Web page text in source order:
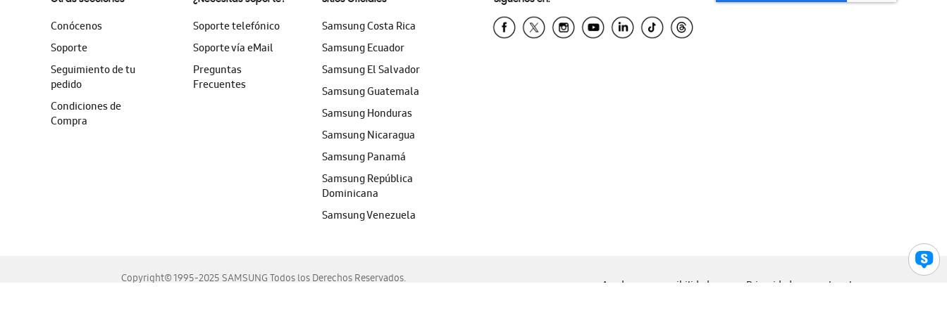
Conócenos
Soporte
Seguimiento de tu
pedido
Condiciones de
Compra
Soporte telefónico
Soporte vía eMail
Preguntas
Frecuentes
Samsung Costa Rica
Samsung Ecuador
Samsung El Salvador
Samsung Guatemala
Samsung Honduras
Samsung Nicaragua
Samsung Panamá
Samsung República
Dominicana
Samsung Venezuela
Copyright© 1995-2025 SAMSUNG Todos los Derechos Reservados.
Ayuda para accesibilidad Privacidad Legal